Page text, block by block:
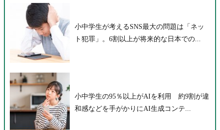
小中学生が考えるSNS最大の問題は「ネッ
ト犯罪」。6割以上が将来的な日本での...
小中学生の95％以上がAIを利用 約9割が違
和感などを手がかりにAI生成コンテ...